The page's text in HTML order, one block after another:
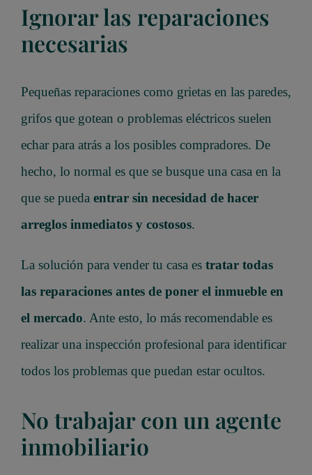
Ignorar las reparaciones
necesarias
Pequeñas reparaciones como grietas en las paredes,
grifos que gotean o problemas eléctricos suelen
echar para atrás a los posibles compradores. De
hecho, lo normal es que se busque una casa en la
que se pueda entrar sin necesidad de hacer
arreglos inmediatos y costosos.
La solución para vender tu casa es tratar todas
las reparaciones antes de poner el inmueble en
el mercado. Ante esto, lo más recomendable es
realizar una inspección profesional para identificar
todos los problemas que puedan estar ocultos.
No trabajar con un agente
inmobiliario